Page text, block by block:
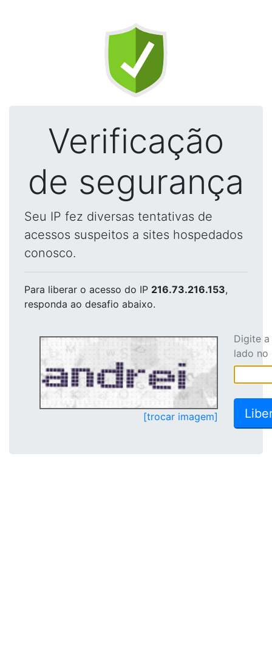
Verificação
de segurança
Seu IP fez diversas tentativas de
acessos suspeitos a sites hospedados
conosco.
Para liberar o acesso do IP 216.73.216.153,
responda ao desafio abaixo.
[trocar imagem]
Digite
lado no